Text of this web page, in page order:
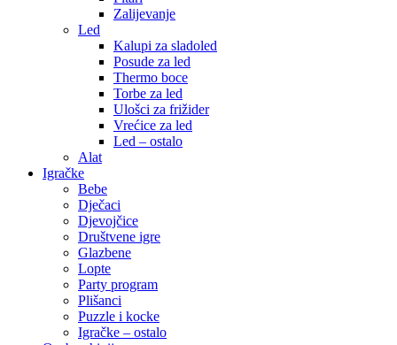
Zalijevanje
Led
Kalupi za sladoled
Posude za led
Thermo boce
Torbe za led
Ulošci za frižider
Vrećice za led
Led – ostalo
Alat
Igračke
Bebe
Dječaci
Djevojčice
Društvene igre
Glazbene
Lopte
Party program
Plišanci
Puzzle i kocke
Igračke – ostalo